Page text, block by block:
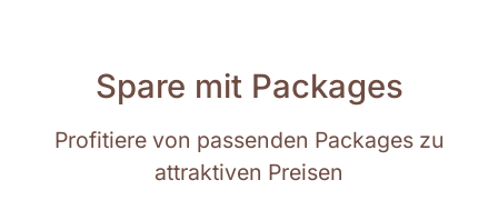
Spare mit Packages
Profitiere von passenden Packages zu
attraktiven Preisen